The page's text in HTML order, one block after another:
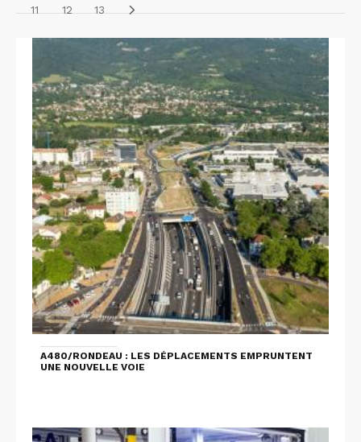
11 12 13
A480/RONDEAU : LES DÉPLACEMENTS EMPRUNTENT
UNE NOUVELLE VOIE